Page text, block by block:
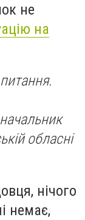
не
на
обласні
нічого
немає,